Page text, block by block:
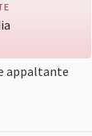
appaltante